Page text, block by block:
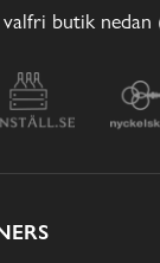
butik